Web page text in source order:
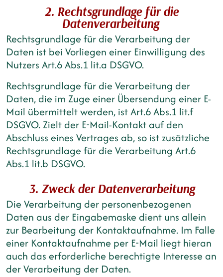
2. Rechtsgrundlage für die
Datenverarbeitung
Rechtsgrundlage für die Verarbeitung der
Daten ist bei Vorliegen einer Einwilligung des
Nutzers Art.6 Abs.1 lit.a DSGVO.
Rechtsgrundlage für die Verarbeitung der
Daten, die im Zuge einer Übersendung einer E-
Mail übermittelt werden, ist Art.6 Abs.1 lit.f
DSGVO. Zielt der E-Mail-Kontakt auf den
Abschluss eines Vertrages ab, so ist zusätzliche
Rechtsgrundlage für die Verarbeitung Art.6
Abs.1 lit.b DSGVO.
3. Zweck der Datenverarbeitung
Die Verarbeitung der personenbezogenen
Daten aus der Eingabemaske dient uns allein
zur Bearbeitung der Kontaktaufnahme. Im Falle
einer Kontaktaufnahme per E-Mail liegt hieran
auch das erforderliche berechtigte Interesse an
der Verarbeitung der Daten.